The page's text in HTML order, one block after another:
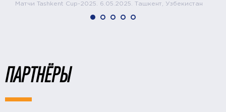
Матчи Tashkent Cup-2025. 6.05.2025. Ташкент, Узбекистан
ПАРТНЁРЫ